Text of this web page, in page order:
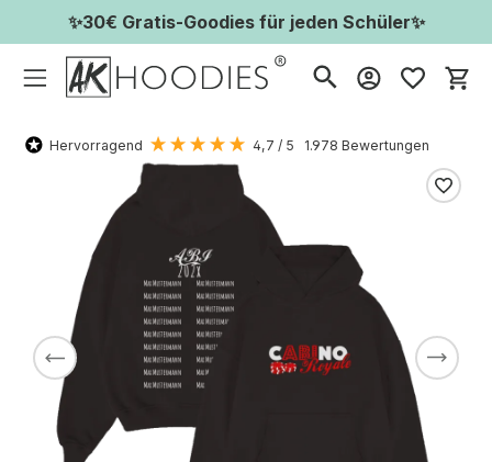
✨30€ Gratis-Goodies für jeden Schüler✨
Hervorragend 4,7 / 5 1.978 Bewertungen